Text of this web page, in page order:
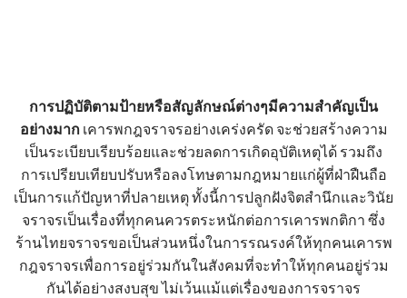
การปฏิบัติตามป้ายหรือสัญลักษณ์ต่างๆมีความสำคัญเป็น
อย่างมาก เคารพกฎจราจรอย่างเคร่งครัด จะช่วยสร้างความ
เป็นระเบียบเรียบร้อยและช่วยลดการเกิดอุบัติเหตุได้ รวมถึง
การเปรียบเทียบปรับหรือลงโทษตามกฎหมายแก่ผู้ที่ฝ่าฝืนถือ
เป็นการแก้ปัญหาที่ปลายเหตุ ทั้งนี้การปลูกฝังจิตสำนึกและวินัย
จราจรเป็นเรื่องที่ทุกคนควรตระหนักต่อการเคารพกติกา ซึ่ง
ร้านไทยจราจรขอเป็นส่วนหนึ่งในการรณรงค์ให้ทุกคนเคารพ
กฎจราจรเพื่อการอยู่ร่วมกันในสังคมที่จะทำให้ทุกคนอยู่ร่วม
กันได้อย่างสงบสุข ไม่เว้นแม้แต่เรื่องของการจราจร